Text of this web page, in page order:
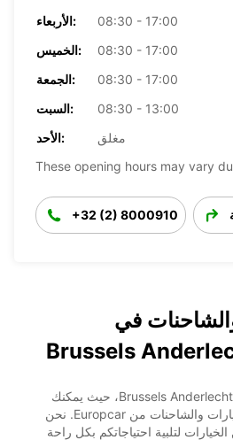
الأربعاء:
08:30 - 17:00
الخميس:
08:30 - 17:00
الجمعة:
08:30 - 17:00
السبت:
08:30 - 13:00
الأحد:
مغلق
These opening hours may vary
+32 (2) 8000910
في
Brussels
مرحبًا بكم في Brussels Anderlecht Drogenbos، حيث يمكنك
الاستمتاع بخدمات تأجير السيارات والشاحنات من Europcar. نحن
لتلبية احتياجاتكم بكل راحة